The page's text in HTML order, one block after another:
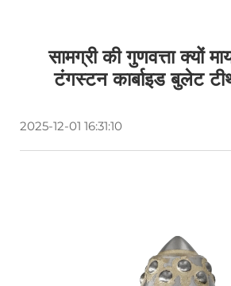
सामग्री की गुणवत्ता क्यों
टंगस्टन कार्बाइड बुलेट
2025-12-01 16:31:10